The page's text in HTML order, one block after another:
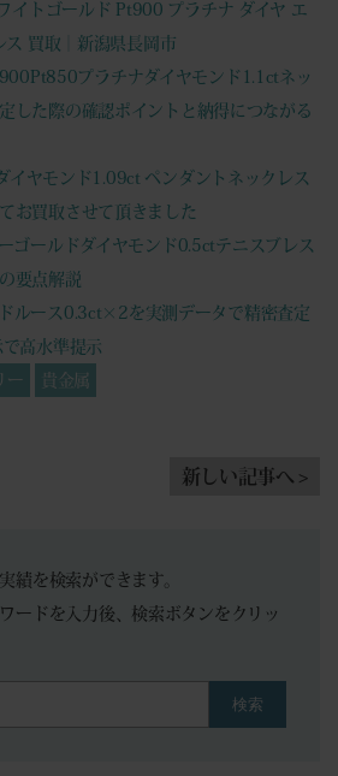
イトゴールド Pt900 プラチナ ダイヤ エ
ス 買取｜新潟県長岡市
プラチナダイヤモンド1.1ctネッ
した際の確認ポイントと納得につながる
イヤモンド1.09ct ペンダントネックレス
お買取させて頂きました
ゴールドダイヤモンド0.5ctテニスブレス
要点解説
ドルース0.3ct×2を実測データで精密査定
で高水準提示
ー 貴金属
新しい記事へ >
績を検索ができます。
ードを入力後、検索ボタンをクリッ
検索